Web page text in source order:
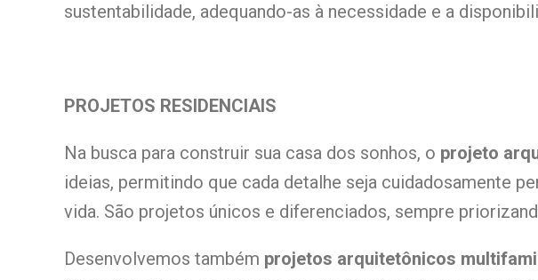
sustentabilidade, adequando-as à necessidade e a
PROJETOS RESIDENCIAIS
Na busca para construir sua casa dos sonhos, o projeto
ideias, permitindo que cada detalhe seja cuidadosamente
vida. São projetos únicos e diferenciados, sempre
Desenvolvemos também projetos arquitetônicos